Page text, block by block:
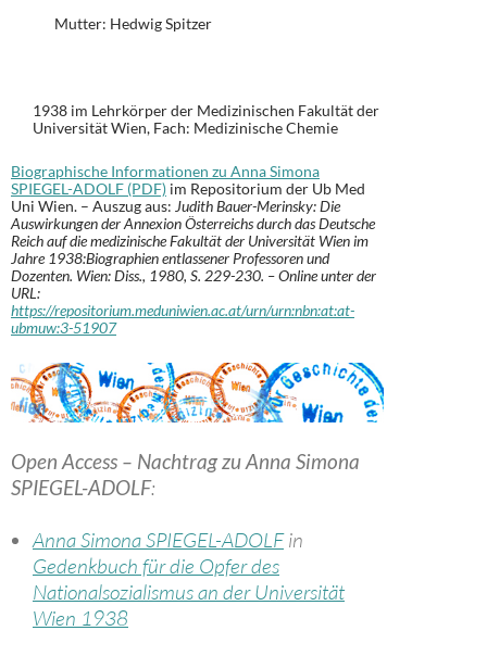
Mutter: Hedwig Spitzer
1938 im Lehrkörper der Medizinischen Fakultät der
Universität Wien, Fach: Medizinische Chemie
Biographische Informationen zu Anna Simona
SPIEGEL-ADOLF (PDF) im Repositorium der Ub Med
Uni Wien. – Auszug aus: Judith Bauer-Merinsky: Die
Auswirkungen der Annexion Österreichs durch das Deutsche
Reich auf die medizinische Fakultät der Universität Wien im
Jahre 1938:Biographien entlassener Professoren und
Dozenten. Wien: Diss., 1980, S. 229-230. – Online unter der
URL:
https://repositorium.meduniwien.ac.at/urn/urn:nbn:at:at-
ubmuw:3-51907
Open Access – Nachtrag zu Anna Simona
SPIEGEL-ADOLF:
Anna Simona SPIEGEL-ADOLFin
Gedenkbuch für die Opfer des
Nationalsozialismus an der Universität
Wien 1938